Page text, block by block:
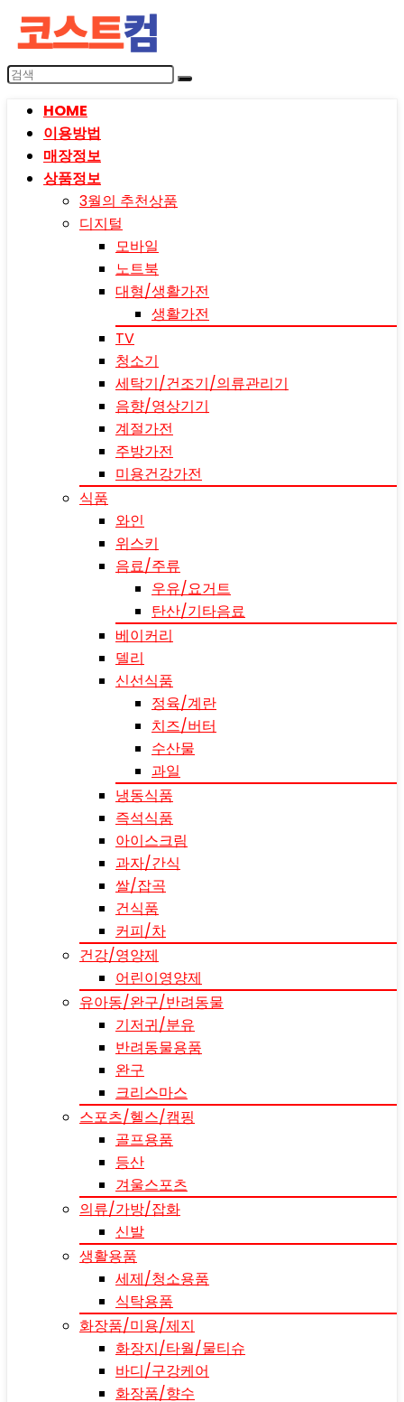
HOME
이용방법
매장정보
상품정보
3월의 추천상품
디지털
모바일
노트북
대형/생활가전
생활가전
TV
청소기
세탁기/건조기/의류관리기
음향/영상기기
계절가전
주방가전
미용건강가전
식품
와인
위스키
음료/주류
우유/요거트
탄산/기타음료
베이커리
델리
신선식품
정육/계란
치즈/버터
수산물
과일
냉동식품
즉석식품
아이스크림
과자/간식
쌀/잡곡
건식품
커피/차
건강/영양제
어린이영양제
유아동/완구/반려동물
기저귀/분유
반려동물용품
완구
크리스마스
스포츠/헬스/캠핑
골프용품
등산
겨울스포츠
의류/가방/잡화
신발
생활용품
세제/청소용품
식탁용품
화장품/미용/제지
화장지/타월/물티슈
바디/구강케어
화장품/향수